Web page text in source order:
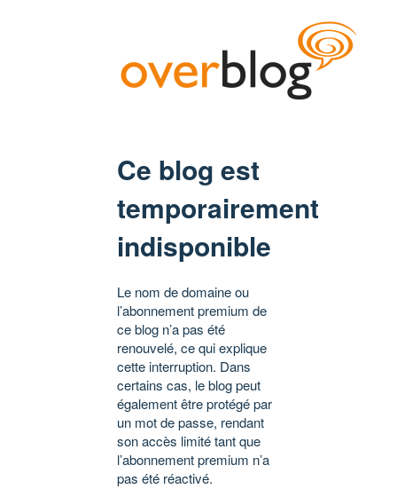
Ce blog est
temporairement
indisponible
Le nom de domaine ou
l’abonnement premium de
ce blog n’a pas été
renouvelé, ce qui explique
cette interruption. Dans
certains cas, le blog peut
également être protégé par
un mot de passe, rendant
son accès limité tant que
l’abonnement premium n’a
pas été réactivé.